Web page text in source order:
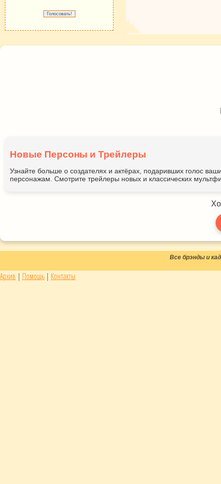
Новые Персоны и Трейлеры
Узнайте больше о создателях и актёрах, подаривших голос
персонажам. Смотрите трейлеры новых и классических
Все брэнды и
Архив | Помощь | Контакты